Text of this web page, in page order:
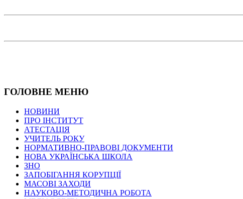
ГОЛОВНЕ МЕНЮ
НОВИНИ
ПРО ІНСТИТУТ
АТЕСТАЦІЯ
УЧИТЕЛЬ РОКУ
НОРМАТИВНО-ПРАВОВІ ДОКУМЕНТИ
НОВА УКРАЇНСЬКА ШКОЛА
ЗНО
ЗАПОБІГАННЯ КОРУПЦІЇ
МАСОВІ ЗАХОДИ
НАУКОВО-МЕТОДИЧНА РОБОТА